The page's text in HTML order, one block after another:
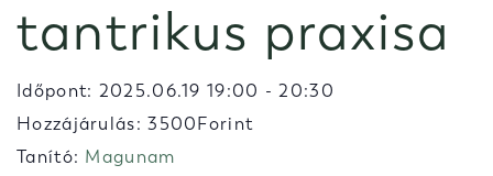
tantrikus praxisa
Időpont: 2025.06.19 19:00 -20:30
Hozzájárulás: 3500Forint
Tanító: Magunam